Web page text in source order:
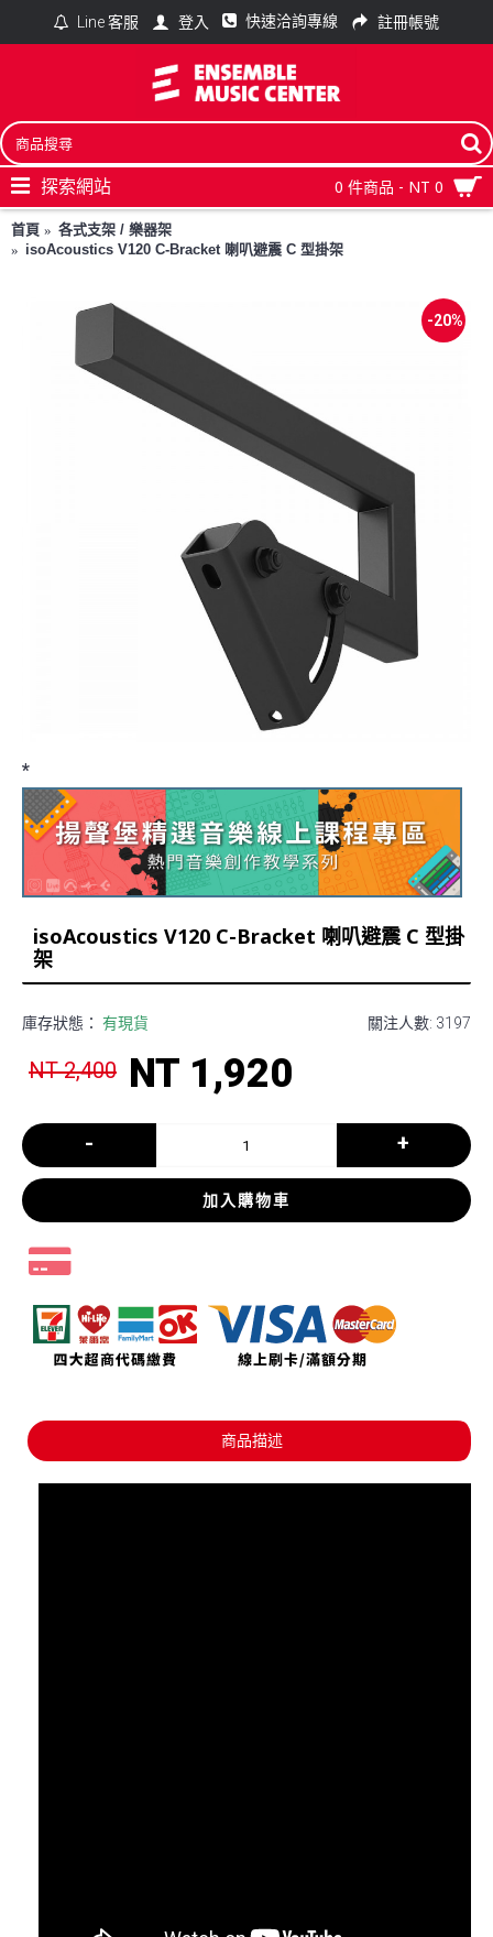
Line 客服 登入 快速洽詢專線 註冊帳號
0 件商品 - NT 0
探索網站
首頁
各式支架 / 樂器架
isoAcoustics V120 C-Bracket 喇叭避震 C 型掛架
-20%
*
isoAcoustics V120 C-Bracket 喇叭避震 C 型掛
架
關注人數: 3197
庫存狀態： 有現貨
NT 2,400 NT 1,920
- +
加入購物車
商品描述